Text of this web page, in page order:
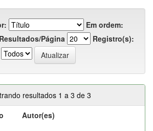
Em ordem:
Resultados/Página
Registro(s):
resultados 1 a 3 de 3
Autor(es)